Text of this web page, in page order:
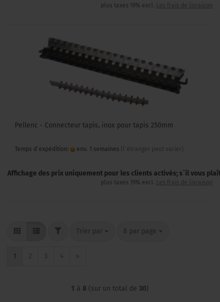
plus taxes 19% excl. Les frais de livraison
Pellenc - Connecteur tapis, inox pour tapis 250mm
Temps d`expédition: env. 1 semaines (l`étranger peut varier)
Affichage des prix uniquement pour les clients activés; s`il vous
plus taxes 19% excl. Les frais de livraison
FILTERTrier par
Trier par 8 par page
par page
1 2 3 4 »
1 à 8 (sur un total de 30)